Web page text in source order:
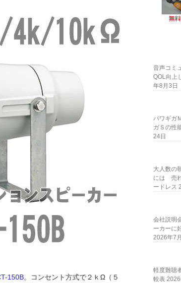
150B。コンセント方式で２ｋΩ（５
音声コミ
QOL向上
年8月3日
パワギガ
ガＳの性
24日
大人数の
には 売
ードレス
会社説明
ーカーに
2026年7
軽度難聴
較表 2026